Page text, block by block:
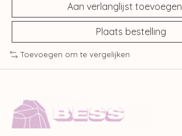
Aan verlanglijst toevoegen
Plaats bestelling
Toevoegen om te vergelijken